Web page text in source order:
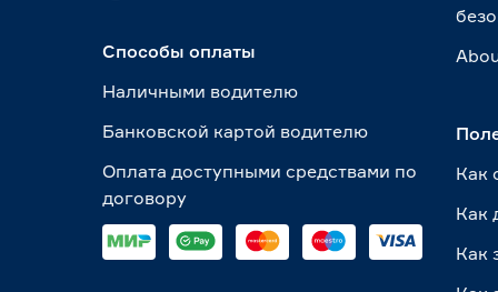
Способы оплаты
Наличными водителю
Банковской картой водителю
Оплата доступными средствами по
договору
Как
Как
Как